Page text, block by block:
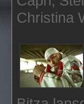
Christina